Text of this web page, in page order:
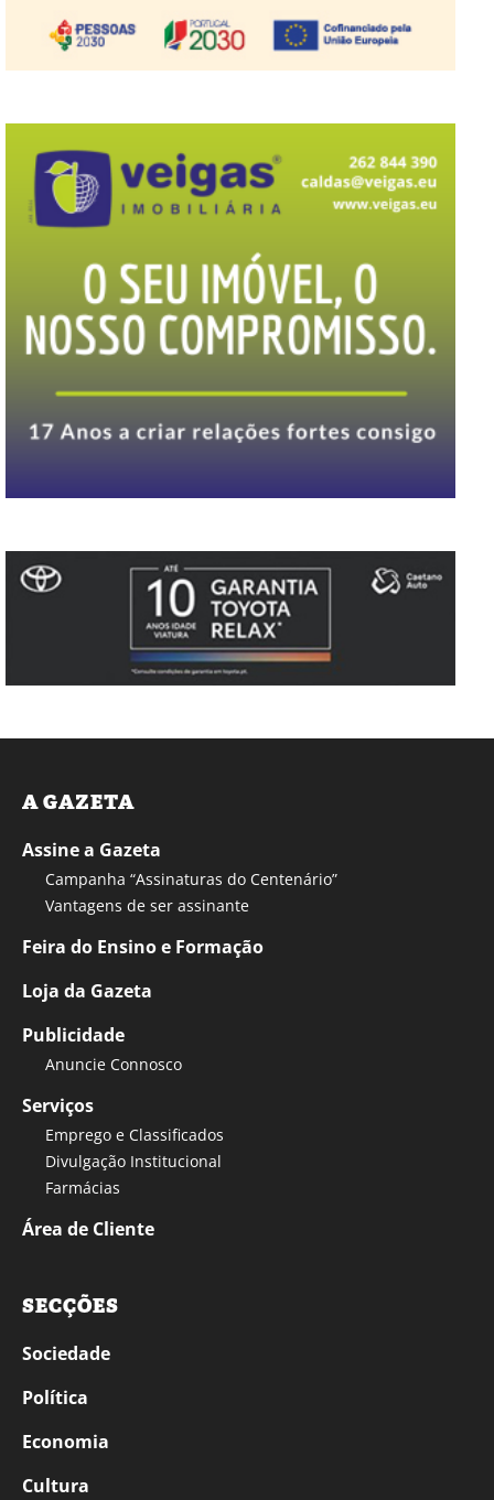
A GAZETA
Assine a Gazeta
Campanha “Assinaturas do Centenário”
Vantagens de ser assinante
Feira do Ensino e Formação
Loja da Gazeta
Publicidade
Anuncie Connosco
Serviços
Emprego e Classificados
Divulgação Institucional
Farmácias
Área de Cliente
SECÇÕES
Sociedade
Política
Economia
Cultura